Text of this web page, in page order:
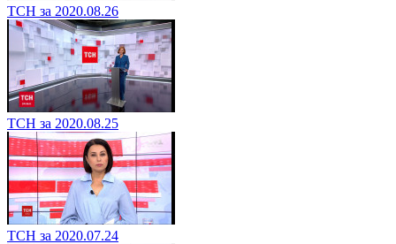
ТСН за 2020.08.26
ТСН за 2020.08.25
ТСН за 2020.07.24